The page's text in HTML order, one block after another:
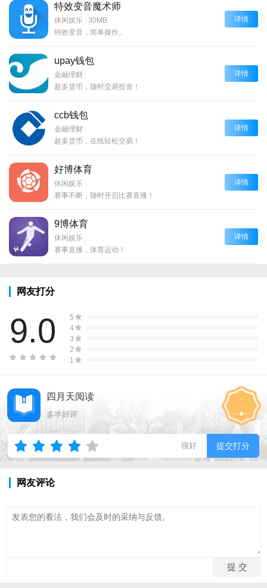
特效变音魔术师
休闲娱乐 | 30MB
特效变音，简单操作。
详情
upay钱包
金融理财 |
超多货币，随时交易投资！
详情
ccb钱包
金融理财 |
超多货币，在线轻松交易！
详情
好博体育
休闲娱乐 |
赛事不断，随时开启比赛直播！
详情
9博体育
休闲娱乐 |
赛事直播，体育运动！
详情
网友打分
9.0
5
4
3
2
1
四月天阅读
多半好评
很好 提交打分
网友评论